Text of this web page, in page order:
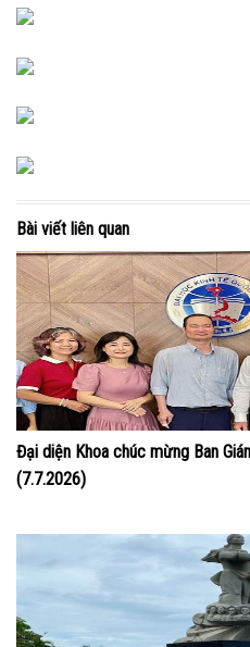
Bài viết liên quan
Đại diện Khoa chúc mừng Ban
(7.7.2026)